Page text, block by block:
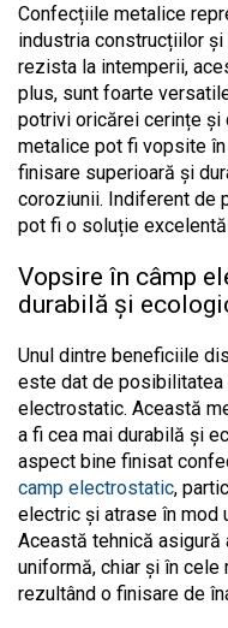
Confecțiile metalice
industria construcțiilor şi
rezista la intemperii,
plus, sunt foarte
potrivi oricărei cerințe și
metalice pot fi vopsite
finisare superioară și
coroziunii. Indiferent de
pot fi o soluție
Vopsire în câmp
durabilă şi
Unul dintre beneficiile
este dat de
electrostatic. Această
a fi cea mai durabilă şi
aspect bine finisat
camp electrostatic,
electric și atrase în mod
Această tehnică
uniformă, chiar și în
rezultând o finisare de